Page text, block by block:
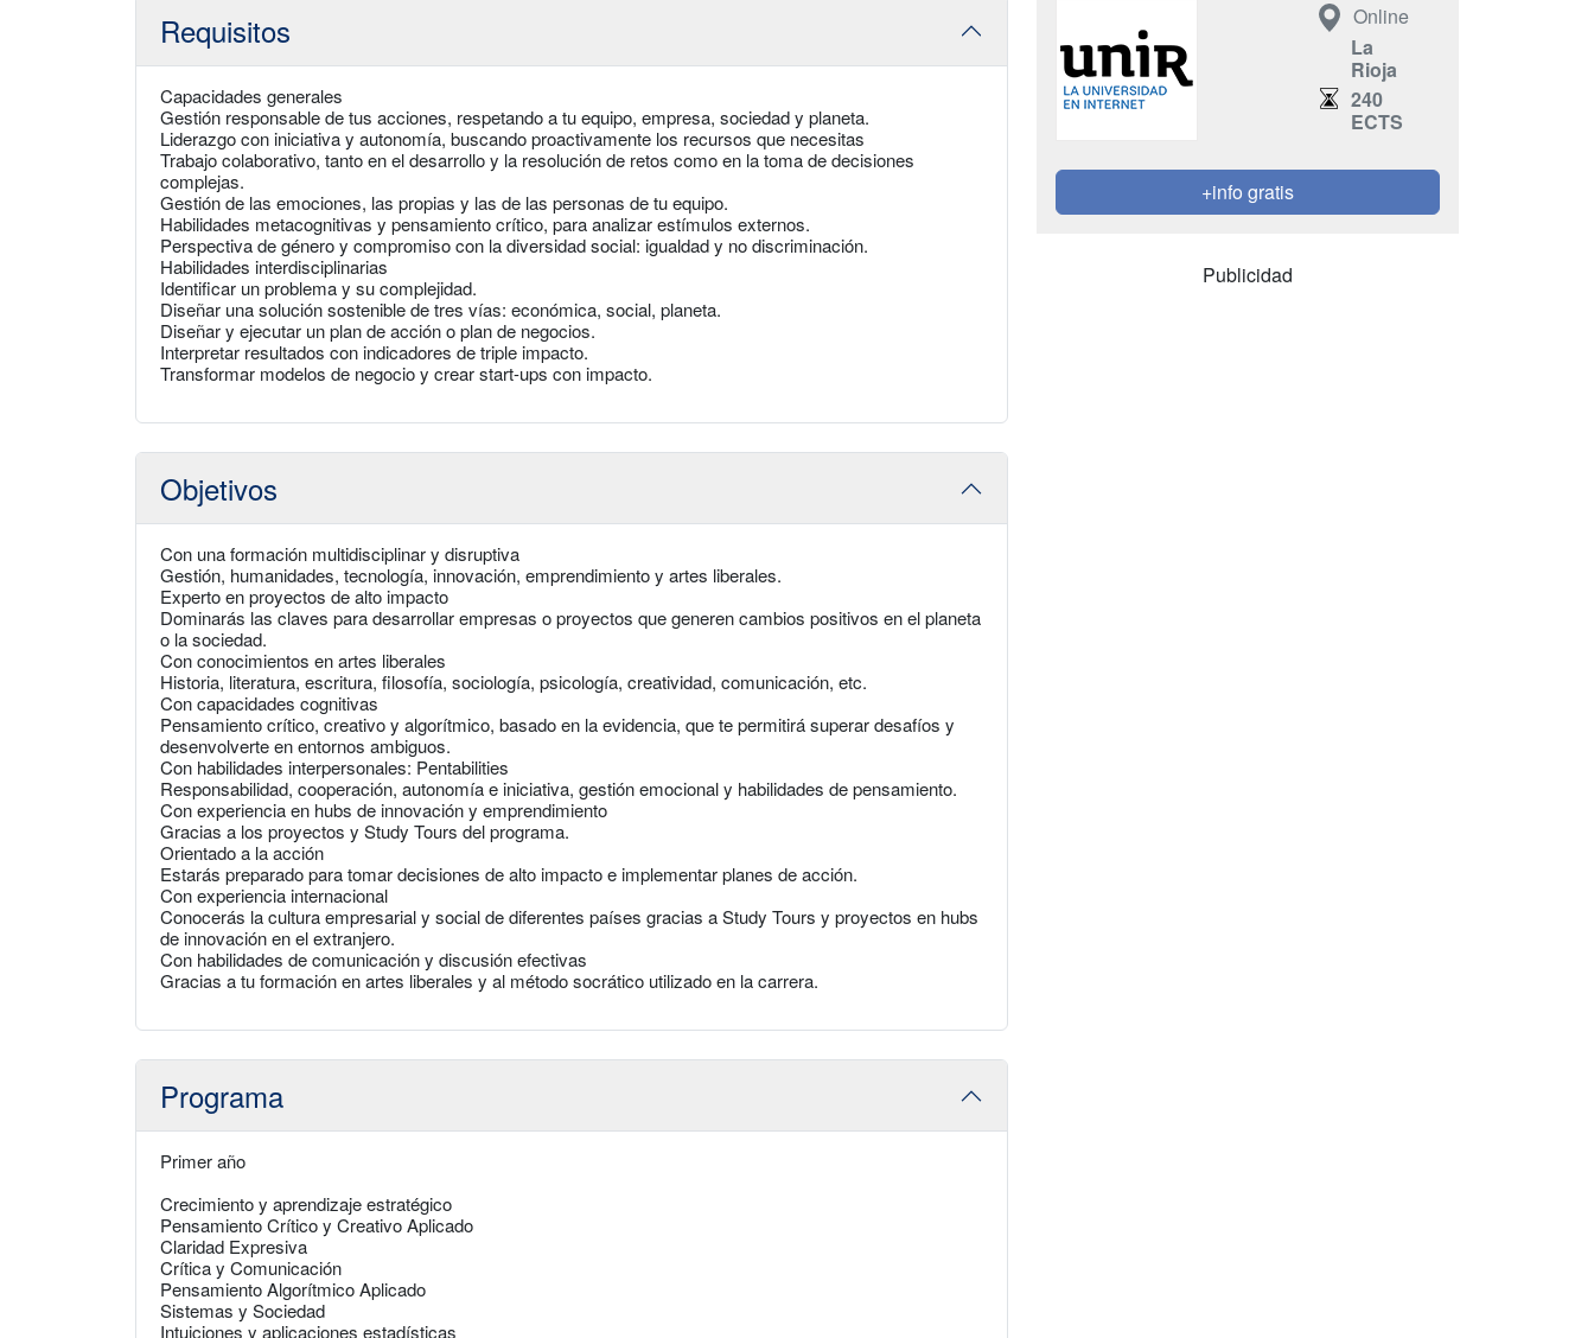
Requisitos
Capacidades generales
Gestión responsable de tus acciones, respetando a tu equipo, empresa, sociedad y planeta.
Liderazgo con iniciativa y autonomía, buscando proactivamente los recursos que necesitas
Trabajo colaborativo, tanto en el desarrollo y la resolución de retos como en la toma de decisiones
complejas.
Gestión de las emociones, las propias y las de las personas de tu equipo.
Habilidades metacognitivas y pensamiento crítico, para analizar estímulos externos.
Perspectiva de género y compromiso con la diversidad social: igualdad y no discriminación.
Habilidades interdisciplinarias
Identificar un problema y su complejidad.
Diseñar una solución sostenible de tres vías: económica, social, planeta.
Diseñar y ejecutar un plan de acción o plan de negocios.
Interpretar resultados con indicadores de triple impacto.
Transformar modelos de negocio y crear start-ups con impacto.
Objetivos
Con una formación multidisciplinar y disruptiva
Gestión, humanidades, tecnología, innovación, emprendimiento y artes liberales.
Experto en proyectos de alto impacto
Dominarás las claves para desarrollar empresas o proyectos que generen cambios positivos en el planeta
o la sociedad.
Con conocimientos en artes liberales
Historia, literatura, escritura, filosofía, sociología, psicología, creatividad, comunicación, etc.
Con capacidades cognitivas
Pensamiento crítico, creativo y algorítmico, basado en la evidencia, que te permitirá superar desafíos y
desenvolverte en entornos ambiguos.
Con habilidades interpersonales: Pentabilities
Responsabilidad, cooperación, autonomía e iniciativa, gestión emocional y habilidades de pensamiento.
Con experiencia en hubs de innovación y emprendimiento
Gracias a los proyectos y Study Tours del programa.
Orientado a la acción
Estarás preparado para tomar decisiones de alto impacto e implementar planes de acción.
Con experiencia internacional
Conocerás la cultura empresarial y social de diferentes países gracias a Study Tours y proyectos en hubs
de innovación en el extranjero.
Con habilidades de comunicación y discusión efectivas
Gracias a tu formación en artes liberales y al método socrático utilizado en la carrera.
Programa
Primer año
Crecimiento y aprendizaje estratégico
Pensamiento Crítico y Creativo Aplicado
Claridad Expresiva
Crítica y Comunicación
Pensamiento Algorítmico Aplicado
Sistemas y Sociedad
Intuiciones y aplicaciones estadísticas
Online
La
Rioja
240
ECTS
+info gratis
Publicidad